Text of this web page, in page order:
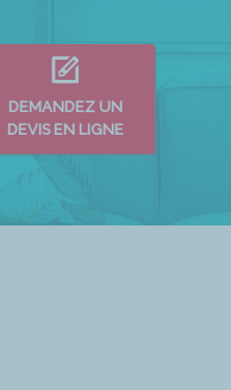
DEMANDEZ UN
DEVIS EN LIGNE